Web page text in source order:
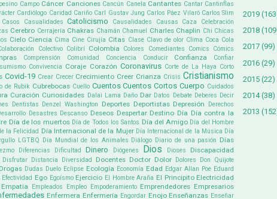
Campo Cáncer Canciones Cancún Canela Cantantes Cantar Cantinflas
Cardiólogo Caridad Cariño Carl Gustav Jung Carlos Páez Vilaró Carlos Slim
Casos Casualidades Catolicismo Causalidades Causas Caza Celebración
Cerebro Cerrajería Chakras Chamán Chamuel Charles Chaplin Chi Chicas
Cielo Ciencia Cima Cine Cirujía Citas Clase Clavo de olor Clima Coca Cola
Colectivo Colibrí Colombia Colores Comediantes Comics Cómics
Comprensión Comunidad Conciencia Conducir Confianza Confiar
Convivencia Coraje Corazón Coronavirus Corte de La Haya Corto
Covid-19 Crear Crecer Crecimiento Creer Crianza Crisis Cristianismo
de Rubik Cubrebocas Cuello Cuentos Cuentos Cortos Cuerpo Cuidados
Curación Curiosidades Dalai Lama Daño Dar Datos Debate Deberes Decir
Dentistas Denzel Washington Deportes Deportistas Depresión
Derechos
Desastres Descanso Deseos Despertar Destino Día Día contra la
Día de los muertos Día de Todos los Santos Día del Amigo Día del Hombre
la Felicidad Día Internacional de la Mujer Día Internacional de la Música Día
LGTBQ Día Mundial de los Animales Diálogo Diario de una pasión Días
Diferencias Dificultad Dinero Diógenes Dios Dioses Discapacidad
Disfrutar Distancia Diversidad Docentes Doctor Dolor Dolores Don Quijote
Drogas Dudas Duelo Eclipse Ecología Economía Edad Edgar Allan Poe Eduard
Efectividad Ego Egoísmo Ejercicio El Hombre Araña El Principito Electricidad
Empatía Empleados Empleo Empoderamiento Emprendedores Empresarios
Enfermera Enfermería Engordar Enojo Enseñanzas Enseñar
2019
2018
2017 (99)
2016 (29)
2015 (22)
2014 (38)
2013